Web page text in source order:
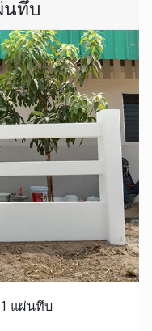
นทึบ
แผ่นทึบ